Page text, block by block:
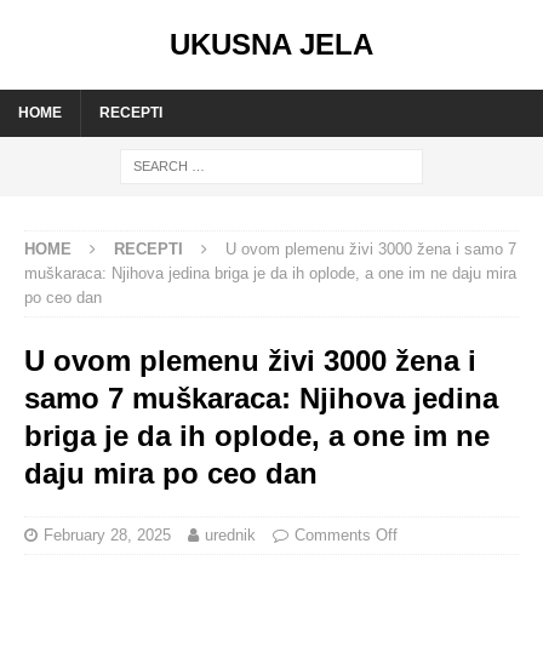
UKUSNA JELA
HOME RECEPTI
HOME RECEPTI
U ovom plemenu živi 3000 žena i samo 7
muškaraca: Njihova jedina briga je da ih oplode, a one im ne daju mira
po ceo dan
U ovom plemenu živi 3000 žena i
samo 7 muškaraca: Njihova jedina
briga je da ih oplode, a one im ne
daju mira po ceo dan
February 28, 2025 urednik Comments Off